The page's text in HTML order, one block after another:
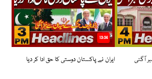
آگئی
13:34
ایران نے پاکستان دوستی کا حق ادا کر دیا